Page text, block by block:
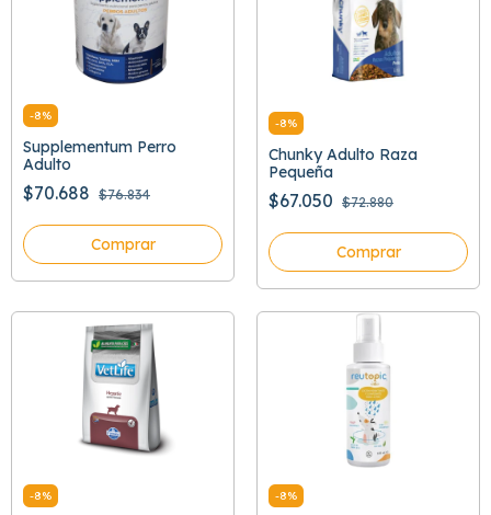
-8%
Supplementum Perro
Adulto
$70.688 $76.834
Comprar
-8%
Chunky Adulto Raza
Pequeña
$67.050 $72.880
Comprar
-8% -8%